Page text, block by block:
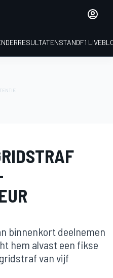
RESULTATENSTANDF1
binnenkort deelnemen
hem alvast een fikse
van vijf